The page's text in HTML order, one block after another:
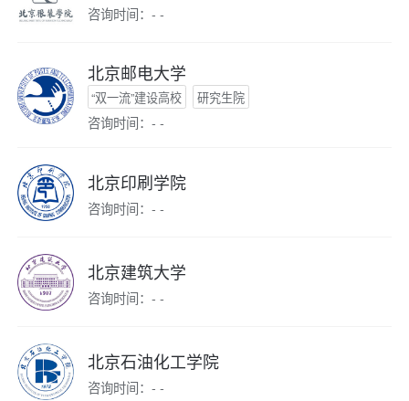
咨询时间：- -
北京邮电大学
“双一流”建设高校 研究生院
咨询时间：- -
北京印刷学院
咨询时间：- -
北京建筑大学
咨询时间：- -
北京石油化工学院
咨询时间：- -